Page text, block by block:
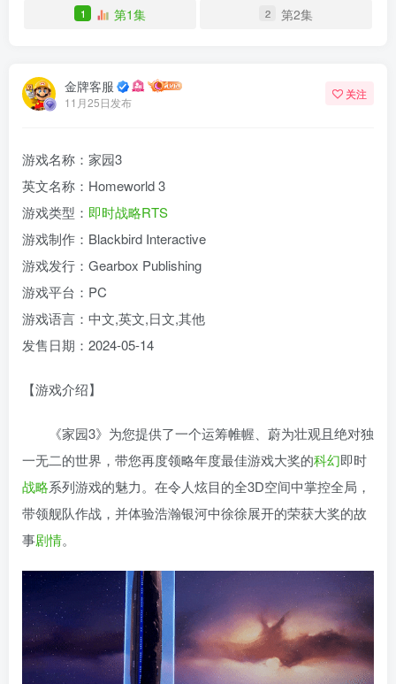
1 第1集 2 第2集
金牌客服
11月25日发布
关注
游戏名称：家园3
英文名称：Homeworld 3
游戏类型： 即时战略RTS
游戏制作：Blackbird Interactive
游戏发行：Gearbox Publishing
游戏平台：PC
游戏语言：中文,英文,日文,其他
发售日期：2024-05-14
【游戏介绍】
《家园3》为您提供了一个运筹帷幄、蔚为壮观且绝对独
一无二的世界，带您再度领略年度最佳游戏大奖的科幻即时
战略系列游戏的魅力。在令人炫目的全3D空间中掌控全局，
带领舰队作战，并体验浩瀚银河中徐徐展开的荣获大奖的故
事剧情。